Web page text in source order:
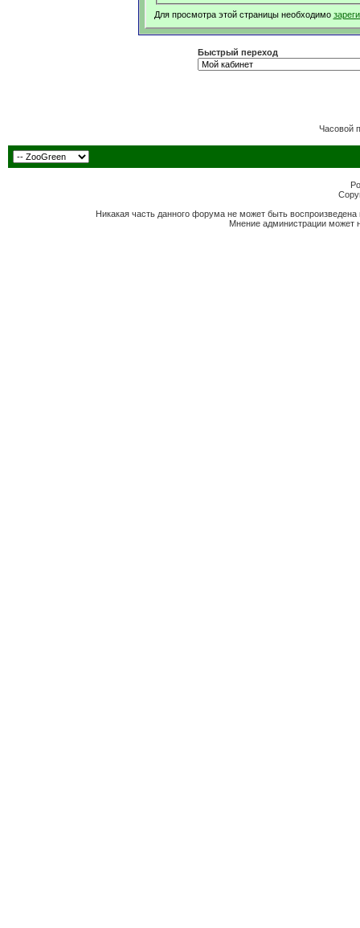
Для просмотра этой страницы необходимо
Быстрый переход
Часовой
Никакая часть данного форума не может быть
Мнение администрации может